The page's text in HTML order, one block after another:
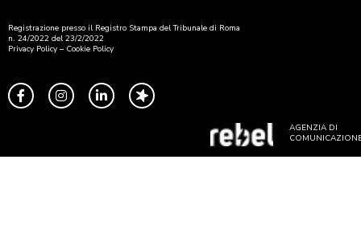
Registrazione presso il Registro Stampa del Tribunale di Roma
n. 24/2022 del 23/2/2022
Privacy Policy – Cookie Policy
AGENZIA DI